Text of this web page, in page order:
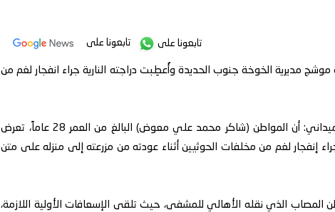
تابعونا على تابعونا على
مديرية الخوخة جنوب الحديدة وأُعطِبت دراجته النارية جراء انفجار لغم من
وقالت مصادر طبية في مستشفى الخوخة الميداني: أن المواطن (شاكر محمد علي معوض) البالغ من العمر 28 عاماً، تعرض
لغم من مخلفات الحوثيين أثناء عودته من مزرعته إلى منزله على متن
المصاب الذي نقله الأهالي للمشفى، حيث تلقى الإسعافات الأولية اللازمة،